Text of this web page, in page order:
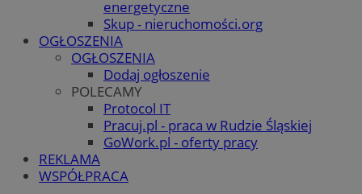
energetyczne
Skup - nieruchomości.org
OGŁOSZENIA
OGŁOSZENIA
Dodaj ogłoszenie
POLECAMY
Protocol IT
Pracuj.pl - praca w Rudzie Śląskiej
GoWork.pl - oferty pracy
REKLAMA
WSPÓŁPRACA